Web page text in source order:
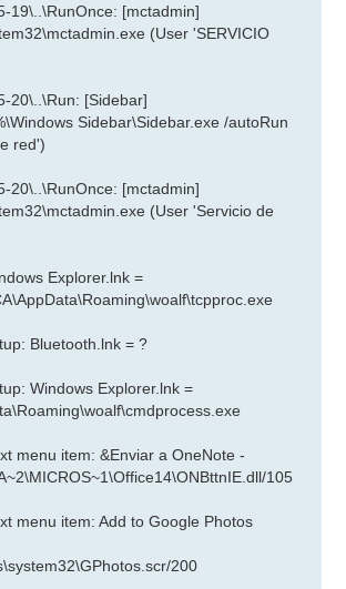
19\..\RunOnce: [mctadmin]
(User 'SERVICIO
20\..\Run: [Sidebar]
Sidebar\Sidebar.exe /autoRun
red')
20\..\RunOnce: [mctadmin]
(User 'Servicio de
Explorer.lnk =
Bluetooth.lnk = ?
Windows Explorer.lnk =
menu item: &Enviar a OneNote -
105
menu item: Add to Google Photos
200